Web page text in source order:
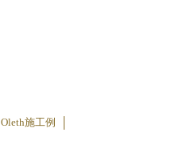
Oleth施工例